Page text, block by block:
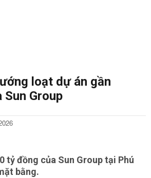
loạt dự án gần
Group
tỷ đồng của Sun Group tại Phú
bằng.